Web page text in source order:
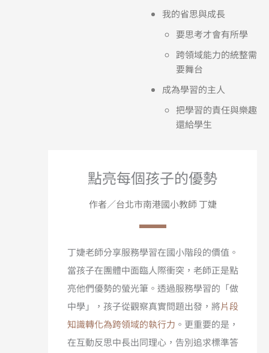
我的省思與成長
要思考才會有所學
跨領域能力的統整需
要舞台
成為學習的主人
把學習的責任與樂趣
還給學生
點亮每個孩子的優勢
作者∕台北市南港國小教師 丁婕
丁婕老師分享服務學習在國小階段的價值。
當孩子在團體中面臨人際衝突，老師正是點
亮他們優勢的螢光筆。透過服務學習的「做
中學」，孩子從觀察真實問題出發，將片段
知識轉化為跨領域的執行力 。更重要的是，
在互動反思中長出同理心，告別追求標準答